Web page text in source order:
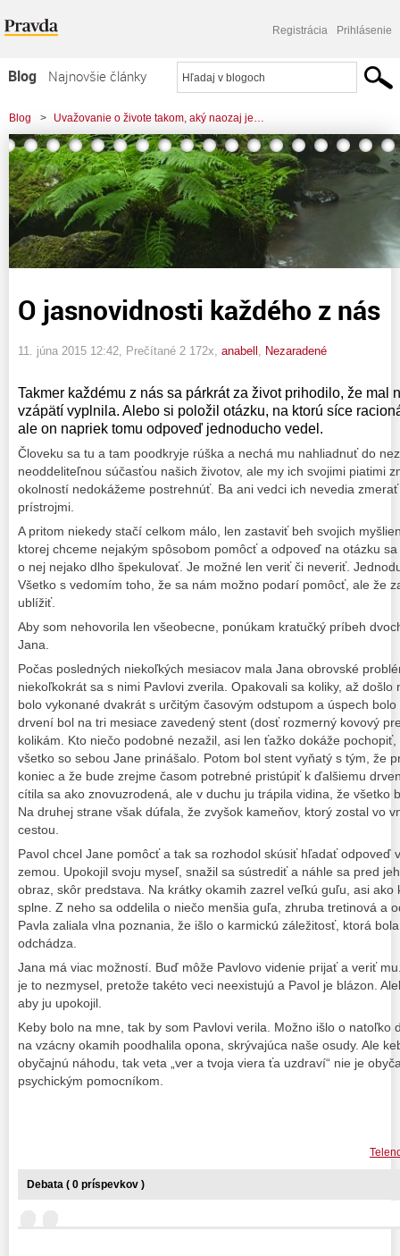
Registrácia Prihlásenie
Blog
Najnovšie články
Najčítanejšie články
Najkomentovanejšie články
Zoznam blogov
Komerčné blogy
Blog > Uvažovanie o živote takom, aký naozaj je…
> O jasnovidnosti každého z nás
O jasnovidnosti každého z nás
11. júna 2015 12:42 , Prečítané 2 172x, anabell Nezaradené
Takmer každému z nás sa párkrát za život prihodilo, že mal
vzápätí vyplnila. Alebo si položil otázku, na ktorú síce
ale on napriek tomu odpoveď jednoducho vedel.
Človeku sa tu a tam poodkryje rúška a nechá mu nahliadnuť do
neoddeliteľnou súčasťou našich životov, ale my ich svojimi piatimi
okolností nedokážeme postrehnúť. Ba ani vedci ich nevedia
prístrojmi.
A pritom niekedy stačí celkom málo, len zastaviť beh svojich
ktorej chceme nejakým spôsobom pomôcť a odpoveď na otázku
o nej nejako dlho špekulovať. Je možné len veriť či neveriť.
Všetko s vedomím toho, že sa nám možno podarí pomôcť, ale že
ublížiť.
Aby som nehovorila len všeobecne, ponúkam kratučký príbeh
Jana.
Počas posledných niekoľkých mesiacov mala Jana obrovské
niekoľkokrát sa s nimi Pavlovi zverila. Opakovali sa koliky, až došlo
bolo vykonané dvakrát s určitým časovým odstupom a úspech
drvení bol na tri mesiace zavedený stent (dosť rozmerný kovový
kolikám. Kto niečo podobné nezažil, asi len ťažko dokáže
všetko so sebou Jane prinášalo. Potom bol stent vyňatý s tým, že
koniec a že bude zrejme časom potrebné pristúpiť k ďalšiemu
cítila sa ako znovuzrodená, ale v duchu ju trápila vidina, že všetko
Na druhej strane však dúfala, že zvyšok kameňov, ktorý zostal vo
cestou.
Pavol chcel Jane pomôcť a tak sa rozhodol skúsiť hľadať odpoveď
zemou. Upokojil svoju myseľ, snažil sa sústrediť a náhle sa pred
obraz, skôr predstava. Na krátky okamih zazrel veľkú guľu, asi ako
splne. Z neho sa oddelila o niečo menšia guľa, zhruba tretinová a
Pavla zaliala vlna poznania, že išlo o karmickú záležitosť, ktorá
odchádza.
Jana má viac možností. Buď môže Pavlovo videnie prijať a veriť
je to nezmysel, pretože takéto veci neexistujú a Pavol je blázon.
aby ju upokojil.
Keby bolo na mne, tak by som Pavlovi verila. Možno išlo o natoľko
na vzácny okamih poodhalila opona, skrývajúca naše osudy. Ale
obyčajnú náhodu, tak veta „ver a tvoja viera ťa uzdraví“ nie je
psychickým pomocníkom.
Debata ( 0 príspevkov )